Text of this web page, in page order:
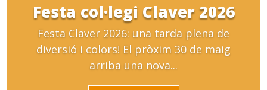
Festa col·legi Claver 2026
Festa Claver 2026: una tarda plena de
diversió i colors! El pròxim 30 de maig
arriba una nova...